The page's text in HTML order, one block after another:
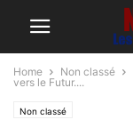
Home Non classé
vers le Futur....
Non classé